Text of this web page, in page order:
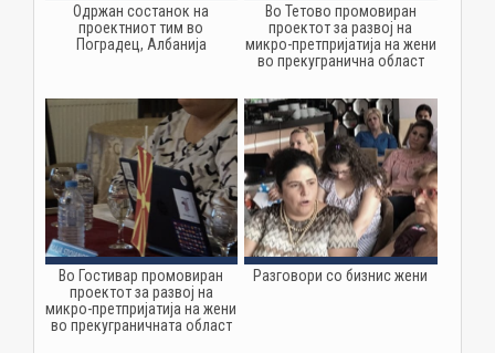
Одржан состанок на
проектниот тим во
Поградец, Албанија
Во Тетово промовиран
проектот за развој на
микро-претпријатија на жени
во прекугранична област
Во Гостивар промовиран
проектот за развој на
микро-претпријатија на жени
во прекуграничната област
Разговори со бизнис жени